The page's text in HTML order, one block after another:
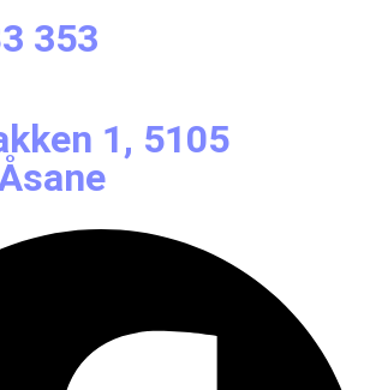
353
1, 5105